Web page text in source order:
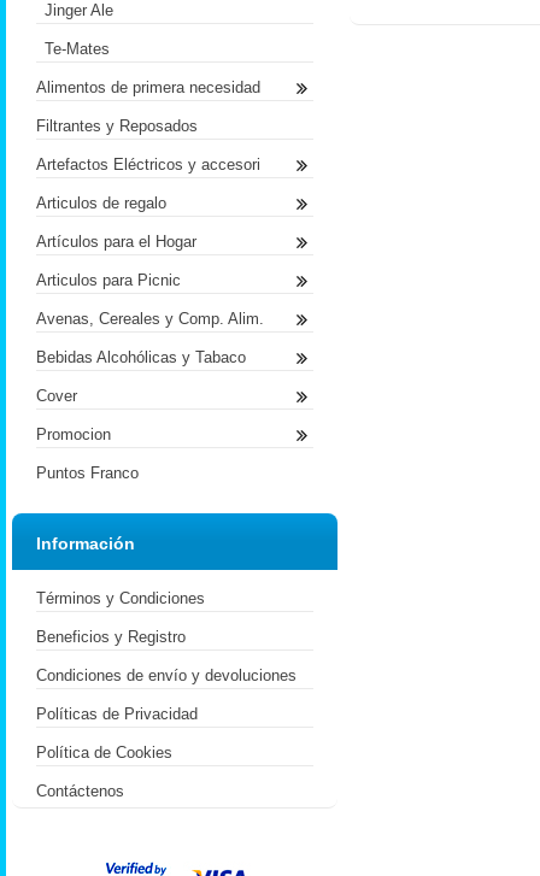
Jinger Ale
Te-Mates
Alimentos de primera necesidad
Filtrantes y Reposados
Artefactos Eléctricos y accesori
Articulos de regalo
Artículos para el Hogar
Articulos para Picnic
Avenas, Cereales y Comp. Alim.
Bebidas Alcohólicas y Tabaco
Cover
Promocion
Puntos Franco
Información
Términos y Condiciones
Beneficios y Registro
Condiciones de envío y devoluciones
Políticas de Privacidad
Política de Cookies
Contáctenos